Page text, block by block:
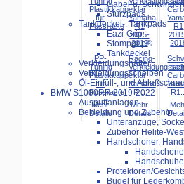
Gabel-u.
Sturzpads
Tankdeckel-, Tankpads
Eazi-Grip
Stompgrip®
Tankdeckel
Verkleidungshalter
Verkleidungsscheiben
Öl-Einfüll-, und
BMW S1000RR 2019-2022
Auspuffanlagen
Bekleidung und Zubehör
Unteranzüge,
Zubehör Helite-
Handschoner,
Handschuhe
Protektoren/
Bügel für
PP-
Tuning
Plastikkappe
für
Fussraste
Mehr
Details
Racing-
klar
Yamaha
R...
Mehr
Details
R1...